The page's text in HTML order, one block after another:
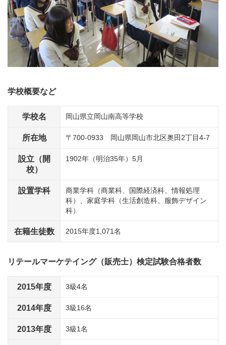
学校概要など
学校名 岡山県立岡山南高等学校
所在地 〒700-0933 岡山県岡山市北区奥田2丁目4-7
設立（開
校）
1902年（明治35年）5月
設置学科
商業学科（商業科、国際経済科、情報処理
科）、家庭学科（生活創造科、服飾デザイン
科）
在籍生徒数 2015年度1,071名
リテールマーケテイング（販売士）検定試験合格者数
2015年度 3級4名
2014年度 3級16名
2013年度 3級1名